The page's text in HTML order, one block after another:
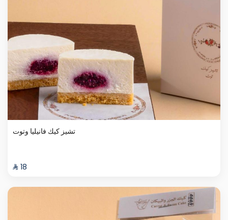
تشيز كيك فانيليا وتوت
⁨⁦‪‬ 18⁩